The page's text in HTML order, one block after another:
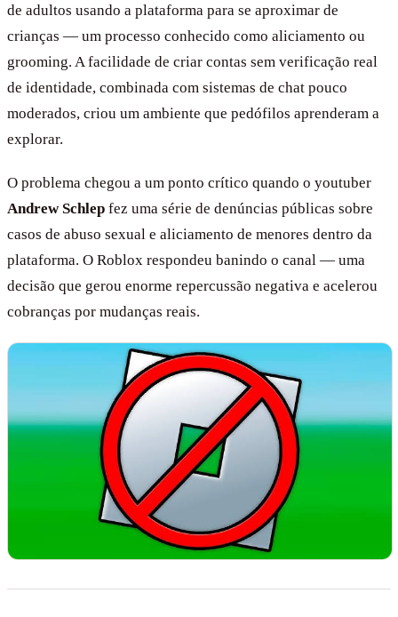
de adultos usando a plataforma para se aproximar de
crianças — um processo conhecido como aliciamento ou
grooming. A facilidade de criar contas sem verificação real
de identidade, combinada com sistemas de chat pouco
moderados, criou um ambiente que pedófilos aprenderam a
explorar.
O problema chegou a um ponto crítico quando o youtuber
Andrew Schlep fez uma série de denúncias públicas sobre
casos de abuso sexual e aliciamento de menores dentro da
plataforma. O Roblox respondeu banindo o canal — uma
decisão que gerou enorme repercussão negativa e acelerou
cobranças por mudanças reais.